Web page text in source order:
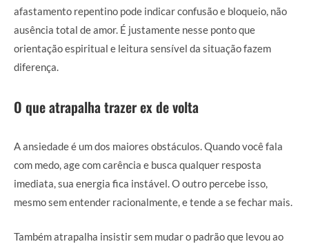
afastamento repentino pode indicar confusão e bloqueio, não
ausência total de amor. É justamente nesse ponto que
orientação espiritual e leitura sensível da situação fazem
diferença.
O que atrapalha trazer ex de volta
A ansiedade é um dos maiores obstáculos. Quando você fala
com medo, age com carência e busca qualquer resposta
imediata, sua energia fica instável. O outro percebe isso,
mesmo sem entender racionalmente, e tende a se fechar mais.
Também atrapalha insistir sem mudar o padrão que levou ao